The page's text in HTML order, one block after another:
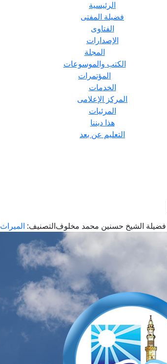
الرئيسية
فضيلة المفتى
الفتاوى
الإصدارات
المجلة
الكتب والموسوعات
المؤتمرات
الخدمات
المركز الإعلامى
المرئيات
هذا ديننا
التعليم عن بعد
فضيلة الشيخ حسنين محمد مخلوفالتصنيف: الميراث